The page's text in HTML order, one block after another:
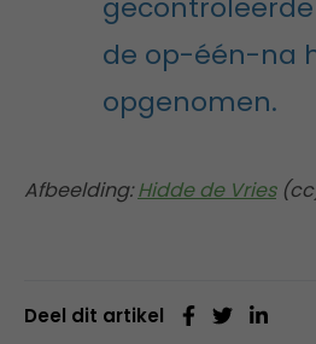
de op-één-na
opgenomen.
Afbeelding:Hidde de Vries
Deel dit artikel